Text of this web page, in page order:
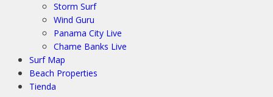
Storm Surf
Wind Guru
Panama City Live
Chame Banks Live
Surf Map
Beach Properties
Tienda